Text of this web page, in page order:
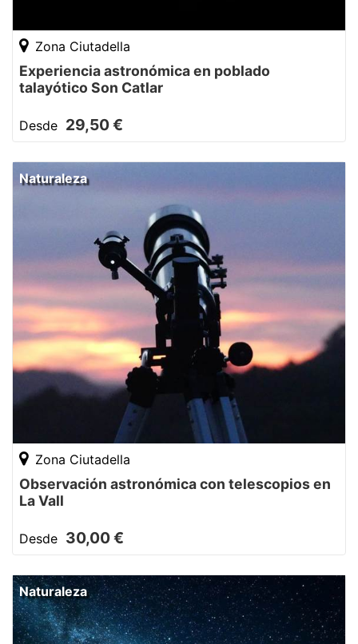
Zona Ciutadella
Experiencia astronómica en poblado
talayótico Son Catlar
Desde 29,50 €
Naturaleza
Zona Ciutadella
Observación astronómica con telescopios en
La Vall
Desde 30,00 €
Naturaleza